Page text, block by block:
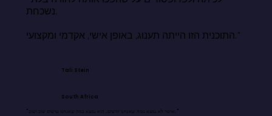
נשכחת.
התוכנית הזו הייתה תענוג, באופן אישי, אקדמי ומקצועי."
Tali Stein
South Africa
"אושר לא נמצא במה שאנחנו יודעים. הוא נמצא במה שאנחנו עושים שוב ושוב."